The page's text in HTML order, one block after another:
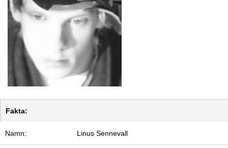
Fakta:
Namn: Linus Sennevall